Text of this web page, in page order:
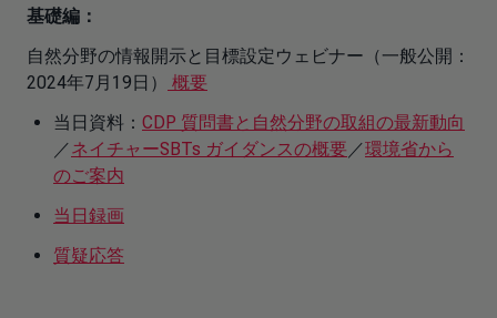
基礎編：
自然分野の情報開示と目標設定ウェビナー（一般公開：
2024年7月19日）
概要
当日資料： CDP 質問書と自然分野の取組の最新動向
／ネイチャーSBTs ガイダンスの概要 ／環境省から
のご案内
当日録画
質疑応答